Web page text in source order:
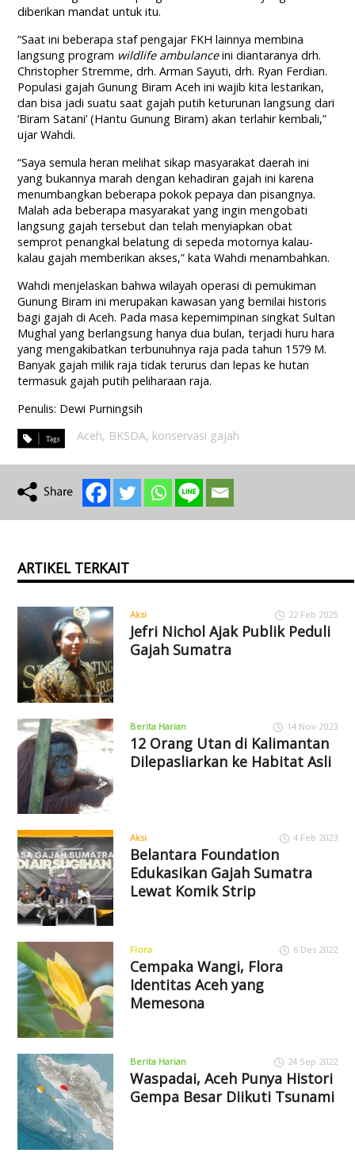
diberikan mandat untuk itu.
“Saat ini beberapa staf pengajar FKH lainnya membina
langsung program wildlife ambulanceini diantaranya drh.
Christopher Stremme, drh. Arman Sayuti, drh. Ryan Ferdian.
Populasi gajah Gunung Biram Aceh ini wajib kita lestarikan,
dan bisa jadi suatu saat gajah putih keturunan langsung dari
‘Biram Satani’ (Hantu Gunung Biram) akan terlahir kembali,”
ujar Wahdi.
“Saya semula heran melihat sikap masyarakat daerah ini
yang bukannya marah dengan kehadiran gajah ini karena
menumbangkan beberapa pokok pepaya dan pisangnya.
Malah ada beberapa masyarakat yang ingin mengobati
langsung gajah tersebut dan telah menyiapkan obat
semprot penangkal belatung di sepeda motornya kalau-
kalau gajah memberikan akses,” kata Wahdi menambahkan.
Wahdi menjelaskan bahwa wilayah operasi di pemukiman
Gunung Biram ini merupakan kawasan yang bernilai historis
bagi gajah di Aceh. Pada masa kepemimpinan singkat Sultan
Mughal yang berlangsung hanya dua bulan, terjadi huru hara
yang mengakibatkan terbunuhnya raja pada tahun 1579 M.
Banyak gajah milik raja tidak terurus dan lepas ke hutan
termasuk gajah putih peliharaan raja.
Penulis: Dewi Purningsih
Aceh, BKSDA, konservasi gajah
ARTIKEL TERKAIT
Aksi 22 Feb 2025
Jefri Nichol Ajak Publik Peduli
Gajah Sumatra
Berita Harian 14 Nov 2023
12 Orang Utan di Kalimantan
Dilepasliarkan ke Habitat Asli
Aksi 4 Feb 2023
Belantara Foundation
Edukasikan Gajah Sumatra
Lewat Komik Strip
Flora 6 Des 2022
Cempaka Wangi, Flora
Identitas Aceh yang
Memesona
Berita Harian 24 Sep 2022
Waspadai, Aceh Punya Histori
Gempa Besar Diikuti Tsunami